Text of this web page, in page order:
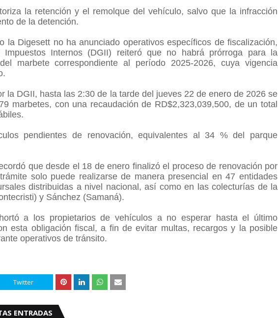
la retención y el remolque del vehículo, salvo que la infracción
de la detención.
la Digesett no ha anunciado operativos específicos de fiscalización,
Impuestos Internos (DGII) reiteró que no habrá prórroga para la
marbete correspondiente al período 2025-2026, cuya vigencia
la DGII, hasta las 2:30 de la tarde del jueves 22 de enero de 2026 se
marbetes, con una recaudación de RD$2,323,039,500, de un total
pendientes de renovación, equivalentes al 34 % del parque
que desde el 18 de enero finalizó el proceso de renovación por
solo puede realizarse de manera presencial en 47 entidades
distribuidas a nivel nacional, así como en las colecturías de la
y Sánchez (Samaná).
a los propietarios de vehículos a no esperar hasta el último
esta obligación fiscal, a fin de evitar multas, recargos y la posible
operativos de tránsito.
Twitter
ENTRADAS